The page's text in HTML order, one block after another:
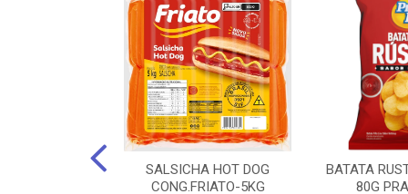
SALSICHA HOT DOG
CONG.FRIATO-5KG
BATATA
80G